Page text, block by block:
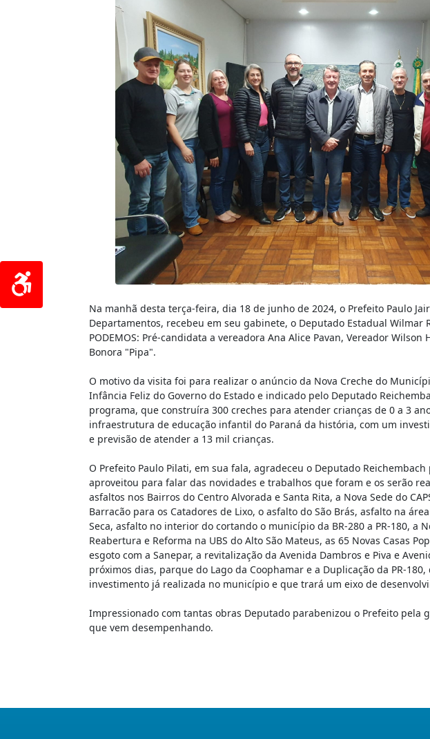
Na manhã desta terça-feira, dia 18 de junho de 2024, o Prefeito Paulo
Departamentos, recebeu em seu gabinete, o Deputado Estadual Wilmar
PODEMOS: Pré-candidata a vereadora Ana Alice Pavan, Vereador
Bonora "Pipa".
O motivo da visita foi para realizar o anúncio da Nova Creche do
Infância Feliz do Governo do Estado e indicado pelo Deputado
programa, que construíra 300 creches para atender crianças de 0 a 3
infraestrutura de educação infantil do Paraná da história, com um
e previsão de atender a 13 mil crianças.
O Prefeito Paulo Pilati, em sua fala, agradeceu o Deputado
aproveitou para falar das novidades e trabalhos que foram e os serão
asfaltos nos Bairros do Centro Alvorada e Santa Rita, a Nova Sede do
Barracão para os Catadores de Lixo, o asfalto do São Brás, asfalto na
Seca, asfalto no interior do cortando o município da BR-280 a PR-180, a
Reabertura e Reforma na UBS do Alto São Mateus, as 65 Novas Casas
esgoto com a Sanepar, a revitalização da Avenida Dambros e Piva e
próximos dias, parque do Lago da Coophamar e a Duplicação da PR-
investimento já realizada no município e que trará um eixo de
Impressionado com tantas obras Deputado parabenizou o Prefeito pela
que vem desempenhando.